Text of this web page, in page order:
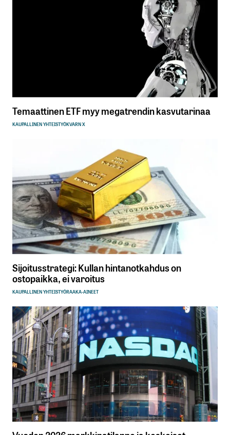
Temaattinen ETF myy megatrendin kasvutarinaa
KAUPALLINEN YHTEISTYÖKVARN X
Sijoitusstrategi: Kullan hintanotkahdus on
ostopaikka, ei varoitus
KAUPALLINEN YHTEISTYÖRAAKA-AINEET